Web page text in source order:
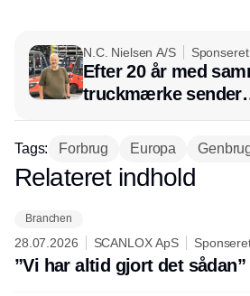
N.C. Nielsen A/S Sponseret
Efter 20 år med
truckmærke sender
lagerchef stafetten
hos INOX
Tags: Forbrug Europa
Annonce
Relateret indhold
Branchen
28.07.2026 SCANLOX ApS
”Vi har altid gjort det sådan”